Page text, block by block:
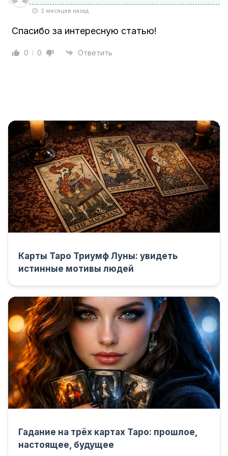
2 месяцев назад
Спасибо за интересную статью!
0 0 Ответить
Карты Таро Триумф Луны: увидеть
истинные мотивы людей
Гадание на трёх картах Таро: прошлое,
настоящее, будущее